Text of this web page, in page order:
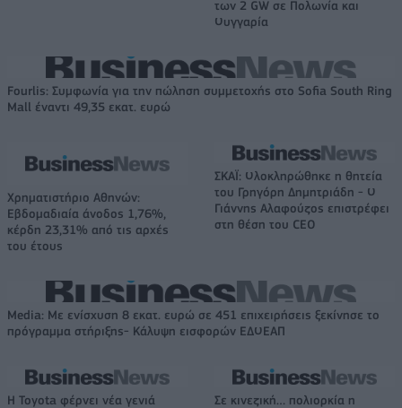
των 2 GW σε Πολωνία και
Ουγγαρία
Fourlis: Συμφωνία για την πώληση συμμετοχής στο Sofia South Ring
Mall έναντι 49,35 εκατ. ευρώ
Χρηματιστήριο Αθηνών:
Εβδομαδιαία άνοδος 1,76%,
κέρδη 23,31% από τις αρχές
του έτους
ΣΚΑΪ: Ολοκληρώθηκε η θητεία
του Γρηγόρη Δημητριάδη - Ο
Γιάννης Αλαφούζος επιστρέφει
στη θέση του CEO
Media: Με ενίσχυση 8 εκατ. ευρώ σε 451 επιχειρήσεις ξεκίνησε το
πρόγραμμα στήριξης- Κάλυψη εισφορών ΕΔΟΕΑΠ
Η Toyota φέρνει νέα γενιά Σε κινεζική… πολιορκία η